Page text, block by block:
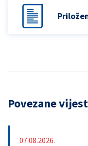
Povezane
07.08.2026.